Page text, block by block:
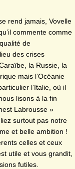
rend jamais, Vovelle
commente comme
de
des crises
la Russie, la
mais l’Océanie
l’Italie, où il
lisons à la fin
Labrousse »
surtout pas notre
et belle ambition !
celles et ceux
utile et vous grandit,
futiles.